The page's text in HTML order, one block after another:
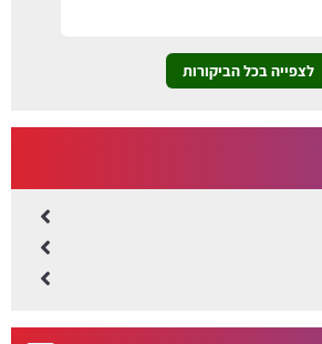
לצפייה בכל הביקורות